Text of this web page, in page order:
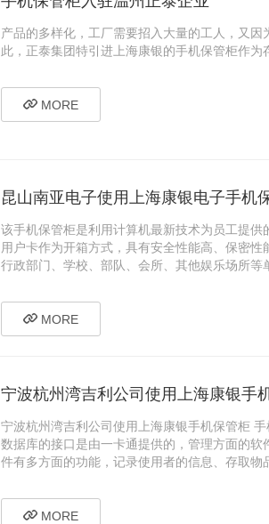
产品的多样化，工厂需要招入大量的工人，又
此，正泰集团特引进上海康银的手机保管柜作为
MORE
昆山南亚电子使用上海康银电子手机
该手机保管柜是利用计算机最新技术为员工提
用户卡作为开箱方式，具有安全性能高、保密性
行政部门、学校、部队、会所、其他娱乐场所
MORE
宁波杭州湾吉利公司使用上海康银手
宁波杭州湾吉利公司使用上海康银手机保管柜
数据库的接口是由一卡通提供的，管理方面的
件有多方面的功能，记录使用者的信息、存取
MORE